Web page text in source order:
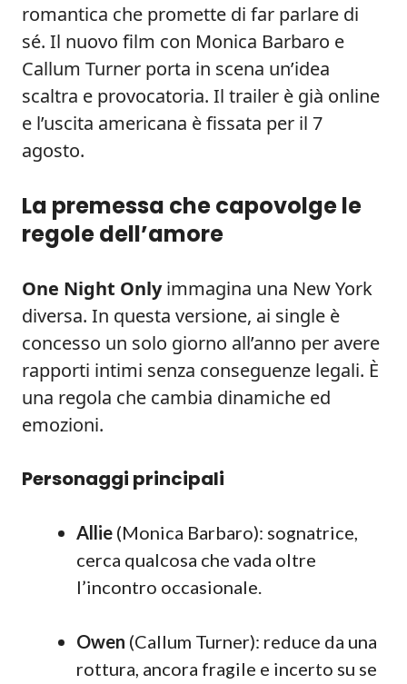
romantica che promette di far parlare di
sé. Il nuovo film con Monica Barbaro e
Callum Turner porta in scena un’idea
scaltra e provocatoria. Il trailer è già online
e l’uscita americana è fissata per il 7
agosto.
La premessa che capovolge le
regole dell’amore
One Night Onlyimmagina una New York
diversa. In questa versione, ai single è
concesso un solo giorno all’anno per avere
rapporti intimi senza conseguenze legali. È
una regola che cambia dinamiche ed
emozioni.
Personaggi principali
Allie (Monica Barbaro): sognatrice,
cerca qualcosa che vada oltre
l’incontro occasionale.
Owen (Callum Turner): reduce da una
rottura, ancora fragile e incerto su se